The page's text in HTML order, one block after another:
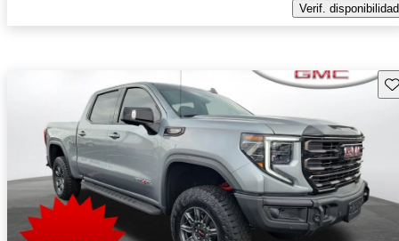
Verif. disponibilidad